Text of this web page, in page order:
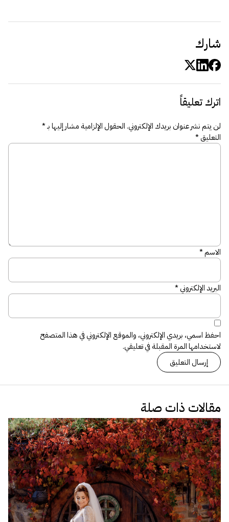
شارك
اترك تعليقاً
لن يتم نشر عنوان بريدك الإلكتروني.الحقول الإلزامية مشار إليها بـ*
التعليق*
الاسم*
البريد الإلكتروني*
احفظ اسمي، بريدي الإلكتروني، والموقع الإلكتروني في هذا المتصفح
لاستخدامها المرة المقبلة في تعليقي.
مقالات ذات صلة